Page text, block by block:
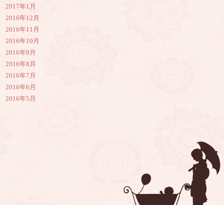
2017年1月
2016年12月
2016年11月
2016年10月
2016年9月
2016年8月
2016年7月
2016年6月
2016年5月